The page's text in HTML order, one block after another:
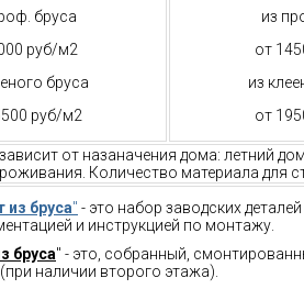
бруса
руб/м2
бруса
руб/м2
из
от
из
от
зависит от назаначения дома: летний
Количество материала для
бруса" - это набор заводских
и инструкцией по монтажу.
бруса" - это, собранный,
наличии второго этажа).